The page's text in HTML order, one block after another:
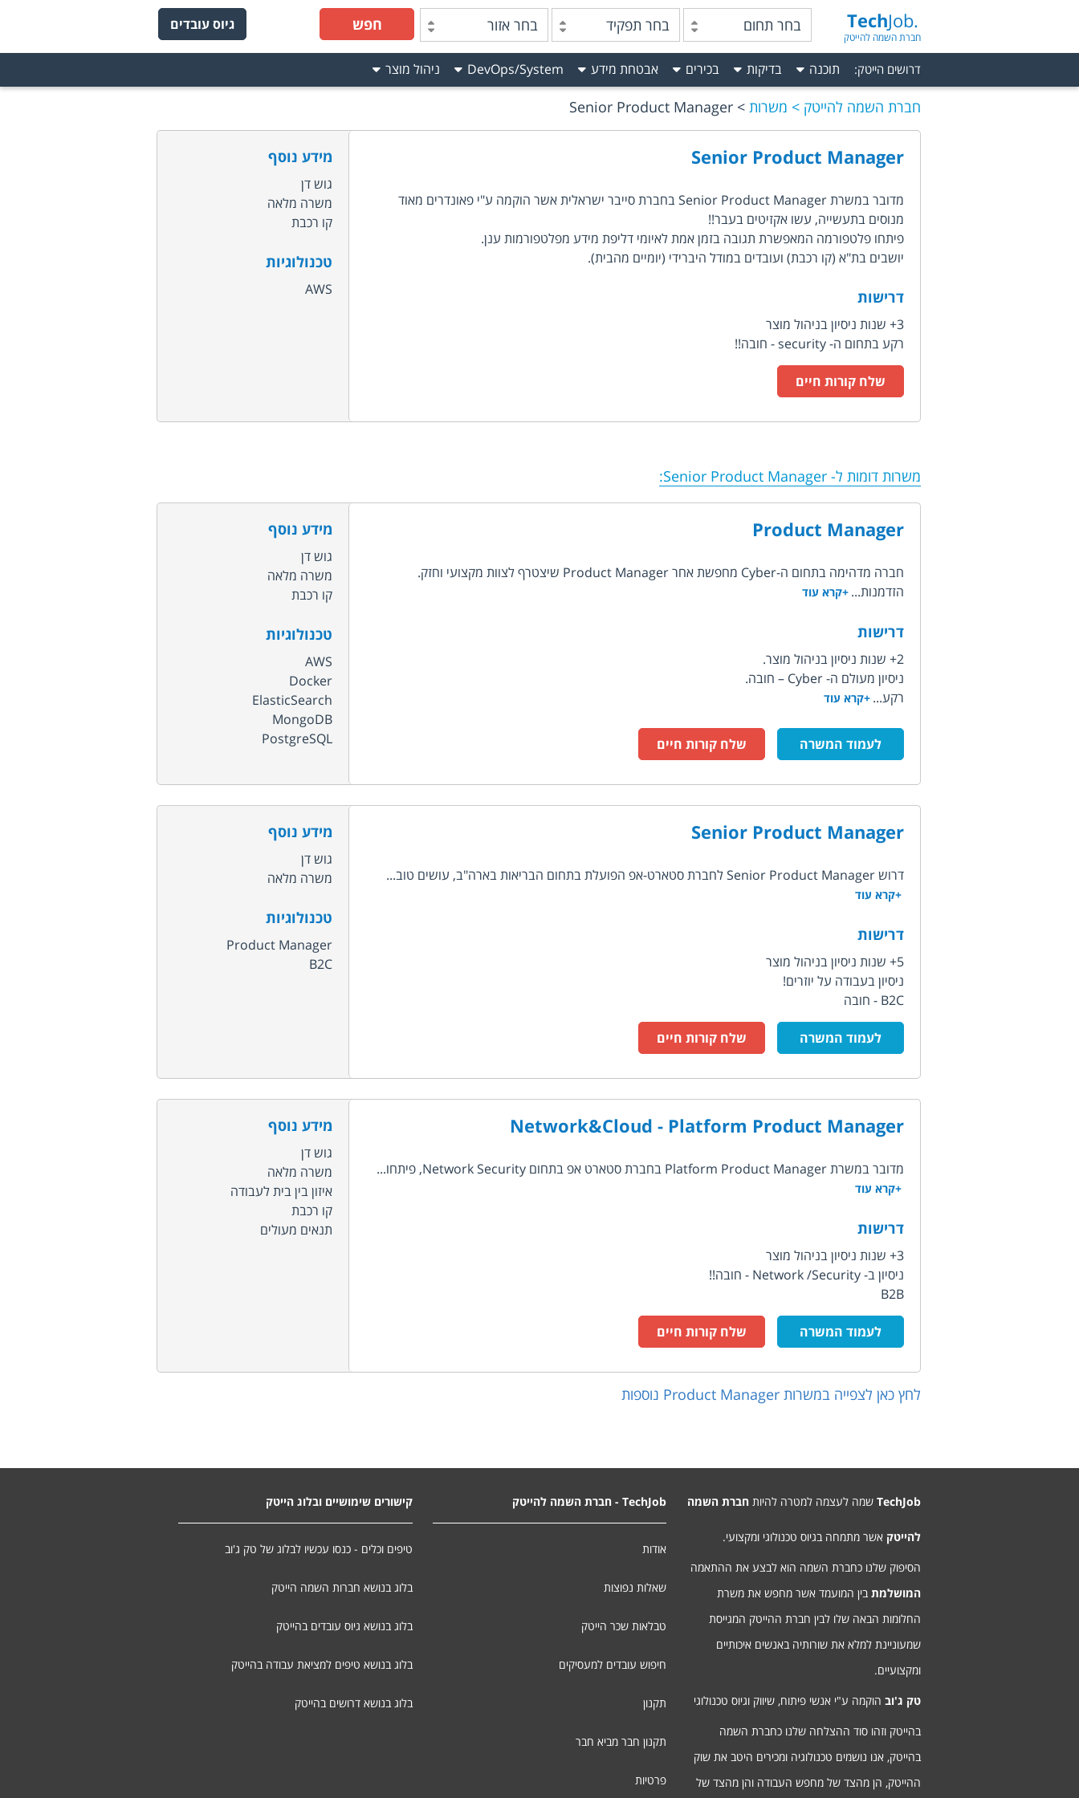
TechJob.
חברת השמה להייטק
בחר תחום בחר תפקיד בחר אזור חפש גיוס עובדים
דרושים הייטק: תוכנה בדיקות בכירים אבטחת מידע DevOps/System ניהול מוצר
חברת השמה להייטק משרות Senior Product Manager
Senior Product Manager
מדובר במשרת Senior Product Manager בחברת סייבר ישראלית אשר הוקמה ע"י פאונדרים מאוד
מנוסים בתעשייה, עשו אקזיטים בעבר!!
פיתחו פלטפורמה המאפשרת תגובה בזמן אמת לאיומי דליפת מידע מפלטפורמות ענן.
יושבים בת"א (קו רכבת) ועובדים במודל היברידי (יומיים מהבית).
דרישות
3+ שנות ניסיון בניהול מוצר
רקע בתחום ה- security - חובה!!
מידע נוסף
גוש דן
משרה מלאה
קו רכבת
טכנולוגיות
AWS
שלח קורות חיים
משרות דומות ל- Senior Product Manager
:
Product Manager
חברה מדהימה בתחום ה-Cyber מחפשת אחר Product Manager שיצטרף לצוות מקצועי וחזק.
הזדמנות... +קרא עוד
דרישות
2+ שנות ניסיון בניהול מוצר.
ניסיון מעולם ה- Cyber – חובה.
רקע... +קרא עוד
מידע נוסף
גוש דן
משרה מלאה
קו רכבת
טכנולוגיות
AWS
Docker
ElasticSearch
MongoDB
PostgreSQL
לעמוד המשרה שלח קורות חיים
Senior Product Manager
דרוש Senior Product Manager לחברת סטארט-אפ הפועלת בתחום הבריאות בארה"ב, עושים טוב...
+קרא עוד
דרישות
5+ שנות ניסיון בניהול מוצר
ניסיון בעבודה על יוזרים!
B2C - חובה
מידע נוסף
גוש דן
משרה מלאה
טכנולוגיות
Product Manager
B2C
לעמוד המשרה שלח קורות חיים
Network&Cloud - Platform Product Manager
מדובר במשרת Platform Product Manager בחברת סטארט אפ בתחום Network Security, פיתחו...
+קרא עוד
דרישות
3+ שנות ניסיון בניהול מוצר
ניסיון ב- Network /Security - חובה!!
B2B
מידע נוסף
גוש דן
משרה מלאה
איזון בין בית לעבודה
קו רכבת
תנאים מעולים
לעמוד המשרה שלח קורות חיים
לחץ כאן לצפייה במשרות Product Manager נוספות
TechJob שמה לעצמה למטרה להיות חברת השמה
להייטק אשר מתמחה בגיוס טכנולוגי ומקצועי.
הסיפוק שלנו כחברת השמה הוא לבצע את ההתאמה
המושלמת בין המועמד אשר מחפש את משרת
החלומות הבאה שלו לבין חברת ההייטק המגייסת
שמעוניינת למלא את שורותיה באנשים איכותיים
ומקצועיים.
טק ג'וב הוקמה ע"י אנשי פיתוח, שיווק וגיוס טכנולוגי
בהייטק וזהו סוד ההצלחה שלנו כחברת השמה
בהייטק, אנו נושמים טכנולוגיה ומכירים היטב את שוק
ההייטק, הן מהצד של מחפש העבודה והן מהצד של
TechJob - חברת השמה להייטק
אודות
שאלות נפוצות
טבלאות שכר הייטק
חיפוש עובדים למעסיקים
תקנון
תקנון חבר מביא חבר
פרטיות
קישורים שימושיים ובלוג הייטק
טיפים וכלים - כנסו עכשיו לבלוג של טק ג'וב
בלוג בנושא חברות השמה הייטק
בלוג בנושא גיוס עובדים בהייטק
בלוג בנושא טיפים למציאת עבודה בהייטק
בלוג בנושא דרושים בהייטק